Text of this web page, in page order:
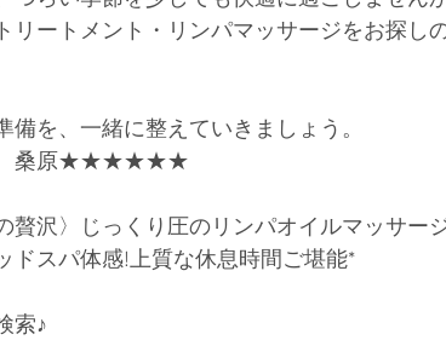
リートメント・リンパマッサージをお探し
備を、一緒に整えていきましょう。
桑原★★★★★★
贅沢〉じっくり圧のリンパオイルマッサー
ドスパ体感!上質な休息時間ご堪能*
索♪